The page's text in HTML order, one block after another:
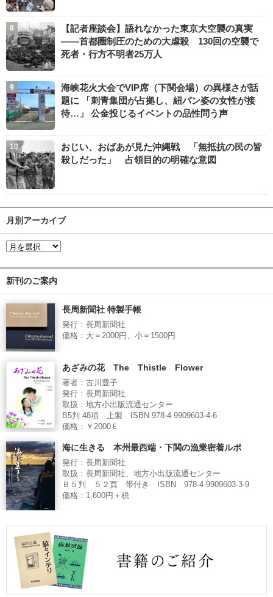
【記者座談会】語れなかった東京大空襲の真実
――首都圏制圧のための大虐殺 130回の空襲で
死者・行方不明者25万人
海峡花火大会でVIP席（下関会場）の異様さが話
題に 「刺青集団が占拠し、紐パン姿の女性が接
待…」 公金投じるイベントの品性問う声
おじい、おばあが見た沖縄戦 「無抵抗の民の皆
殺しだった」 占領目的の明確な意図
月別アーカイブ
新刊のご案内
長周新聞社 特製手帳
発行：長周新聞社
価格：大＝2000円、小＝1500円
あざみの花 The Thistle Flower
著者：古川豊子
発行：長周新聞社
取扱：地方小出版流通センター
B5判 48項 上製 ISBN 978-4-9909603-4-6
価格：￥2000Ｅ
海に生きる 本州最西端・下関の漁業密着ルポ
発行：長周新聞社
取扱：長周新聞社、地方小出版流通センター
Ｂ５判 ５２頁 帯付き ISBN 978-4-9909603-3-9
価格：1,600円＋税